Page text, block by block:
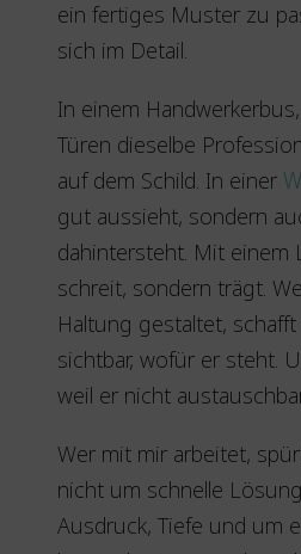
ein fertiges Muster zu
sich im Detail.
In einem
Türen dieselbe
auf dem Schild. In einer
gut aussieht, sondern
dahintersteht. Mit einem
schreit, sondern trägt.
Haltung gestaltet,
sichtbar, wofür er steht.
weil er nicht
Wer mit mir arbeitet,
nicht um schnelle
Ausdruck, Tiefe und um